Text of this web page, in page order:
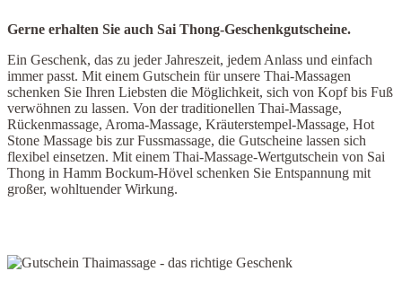
Gerne erhalten Sie auch Sai Thong-Geschenkgutscheine.
Ein Geschenk, das zu jeder Jahreszeit, jedem Anlass und einfach
immer passt. Mit einem Gutschein für unsere Thai-Massagen
schenken Sie Ihren Liebsten die Möglichkeit, sich von Kopf bis Fuß
verwöhnen zu lassen. Von der traditionellen Thai-Massage,
Rückenmassage, Aroma-Massage, Kräuterstempel-Massage, Hot
Stone Massage bis zur Fussmassage, die Gutscheine lassen sich
flexibel einsetzen. Mit einem Thai-Massage-Wertgutschein von Sai
Thong in Hamm Bockum-Hövel schenken Sie Entspannung mit
großer, wohltuender Wirkung.